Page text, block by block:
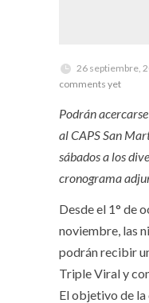
26 septiembre,
comments yet
Podrán
al CAPS San
sábados a los
cronograma
Desde el 1° de
noviembre, las
podrán recibir
Triple Viral y
El objetivo de la